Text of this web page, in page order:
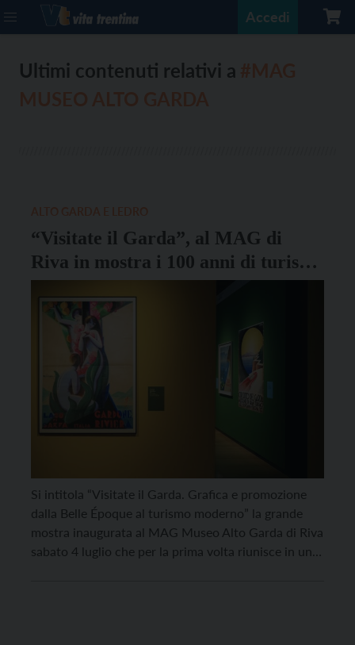
Accedi
Ultimi contenuti relativi a
“Visitate il Garda”, al MAG di
Riva in mostra i 100 anni di turismo
sul lago
Si intitola “Visitate il Garda. Grafica e promozione
dalla Belle Époque al turismo moderno” la grande
mostra inaugurata al MAG Museo Alto Garda di Riva
sabato 4 luglio che per la prima volta riunisce in un